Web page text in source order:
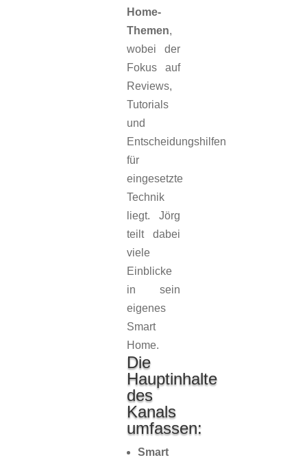
Home-
Themen,
wobei der
Fokus auf
Reviews,
Tutorials
und
Entscheidungshilfen
für
eingesetzte
Technik
liegt. Jörg
teilt dabei
viele
Einblicke
in sein
eigenes
Smart
Home.
Die
Hauptinhalte
des
Kanals
umfassen:
Smart